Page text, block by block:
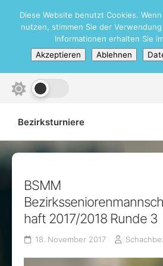
content
Schachbezirk
Bezirksturniere
BSMM
haft 2017/2018 Runde 3
18. November 2017
Diese Website benutzt Cookies.
nutzen, stimmen Sie der
Informationen erhalten Sie
Akzeptieren
Ablehnen